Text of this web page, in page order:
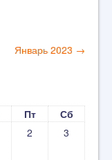
Январь 2023 →
Пт
Сб
2 3